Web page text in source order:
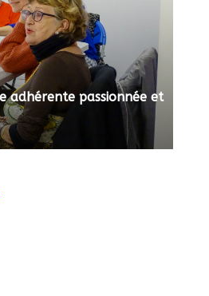
adhérente passionnée et